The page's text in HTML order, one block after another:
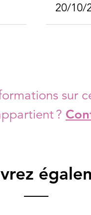
20/10/
sur
?